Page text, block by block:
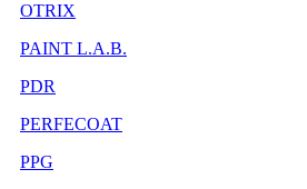
OTRIX
PAINT L.A.B.
PDR
PERFECOAT
PPG